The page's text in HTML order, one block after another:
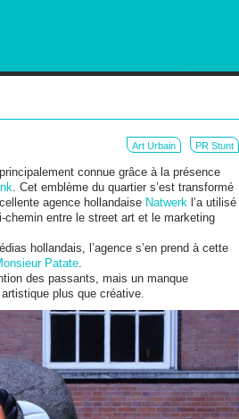
Art Urbain PR Stunt
connue grâce à la présence
. Cet emblème du quartier s’est transformé
agence hollandaise Natwerk l’a utilisé
entre le street art et le marketing
hollandais, l’agence s’en prend à cette
Patate
des passants, mais un manque
plus que créative.